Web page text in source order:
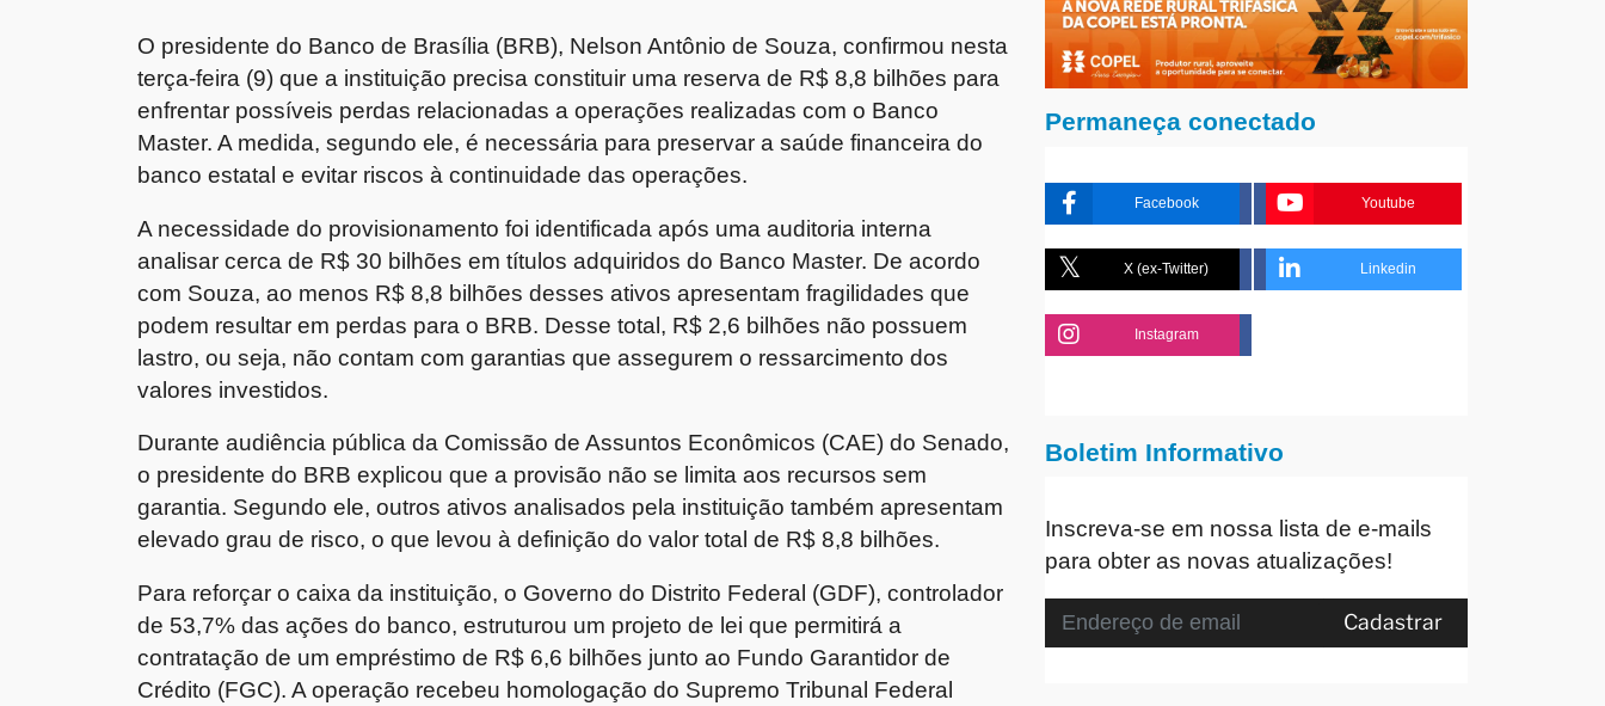
O presidente do Banco de Brasília (BRB), Nelson Antônio de Souza, confirmou nesta
terça-feira (9) que a instituição precisa constituir uma reserva de R$ 8,8 bilhões para
enfrentar possíveis perdas relacionadas a operações realizadas com o Banco
Master. A medida, segundo ele, é necessária para preservar a saúde financeira do
banco estatal e evitar riscos à continuidade das operações.
A necessidade do provisionamento foi identificada após uma auditoria interna
analisar cerca de R$ 30 bilhões em títulos adquiridos do Banco Master. De acordo
com Souza, ao menos R$ 8,8 bilhões desses ativos apresentam fragilidades que
podem resultar em perdas para o BRB. Desse total, R$ 2,6 bilhões não possuem
lastro, ou seja, não contam com garantias que assegurem o ressarcimento dos
valores investidos.
Durante audiência pública da Comissão de Assuntos Econômicos (CAE) do Senado,
o presidente do BRB explicou que a provisão não se limita aos recursos sem
garantia. Segundo ele, outros ativos analisados pela instituição também apresentam
elevado grau de risco, o que levou à definição do valor total de R$ 8,8 bilhões.
Para reforçar o caixa da instituição, o Governo do Distrito Federal (GDF), controlador
de 53,7% das ações do banco, estruturou um projeto de lei que permitirá a
contratação de um empréstimo de R$ 6,6 bilhões junto ao Fundo Garantidor de
Crédito (FGC). A operação recebeu homologação do Supremo Tribunal Federal
Permaneça conectado
Facebook Youtube
X (ex-Twitter) Linkedin
Instagram
Boletim Informativo
Inscreva-se em nossa lista de e-mails
para obter as novas atualizações!
Cadastrar